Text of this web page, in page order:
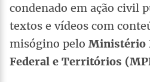
condenado em ação civil
textos e vídeos com
misógino pelo Ministério
Federal e Territórios